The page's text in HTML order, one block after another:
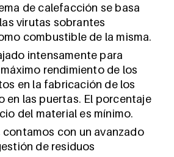
de calefacción se basa
virutas sobrantes
combustible de la misma.
intensamente para
rendimiento de los
en la fabricación de los
en las puertas. El porcentaje
del material es mínimo.
contamos con un avanzado
de residuos